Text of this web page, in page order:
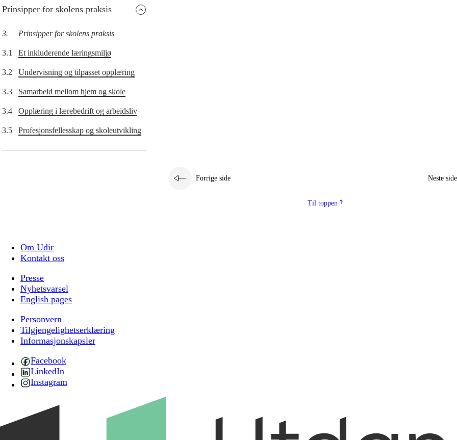
Prinsipper for skolens praksis
3. Prinsipper for skolens praksis
3.1 Et inkluderende læringsmiljø
3.2 Undervisning og tilpasset opplæring
3.3 Samarbeid mellom hjem og skole
3.4 Opplæring i lærebedrift og arbeidsliv
3.5 Profesjonsfellesskap og skoleutvikling
Forrige side Neste side
Til toppen
Om Udir
Kontakt oss
Presse
Nyhetsvarsel
English pages
Personvern
Tilgjengelighetserklæring
Informasjonskapsler
Facebook
LinkedIn
Instagram